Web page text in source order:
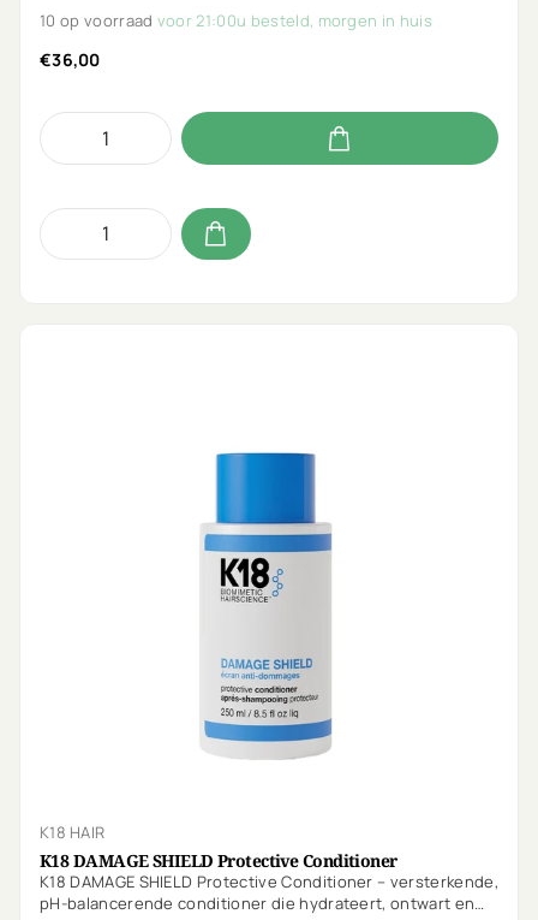
10 op voorraad voor 21:00u besteld, morgen in huis
€36,00
K18 HAIR
K18 DAMAGE SHIELD Protective Conditioner
K18 DAMAGE SHIELD Protective Conditioner – versterkende,
pH-balancerende conditioner die hydrateert, ontwart en